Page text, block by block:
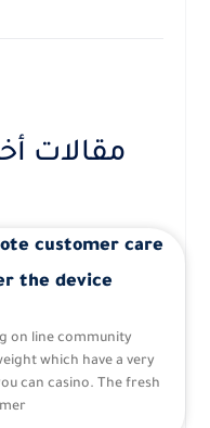
مقالات
customer care
the device
on line community
which have a very
can casino. The fresh